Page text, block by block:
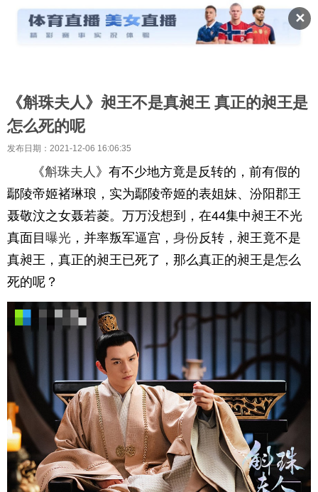
✕
《斛珠夫人》昶王不是真昶王 真正的昶王是
怎么死的呢
发布日期：2021-12-06 16:06:35
《斛珠夫人 》有不少地方竟是反转的，前有假的
鄢陵帝姬褚琳琅，实为鄢陵帝姬的表姐妹、汾阳郡王
聂敬汶之女聂若菱。万万没想到，在44集中昶王不光
真面目曝光 ，并率叛军逼宫， 身份反转，昶王竟不是
真昶王，真正的昶王已死了，那么真正的昶王是怎么
死的呢？